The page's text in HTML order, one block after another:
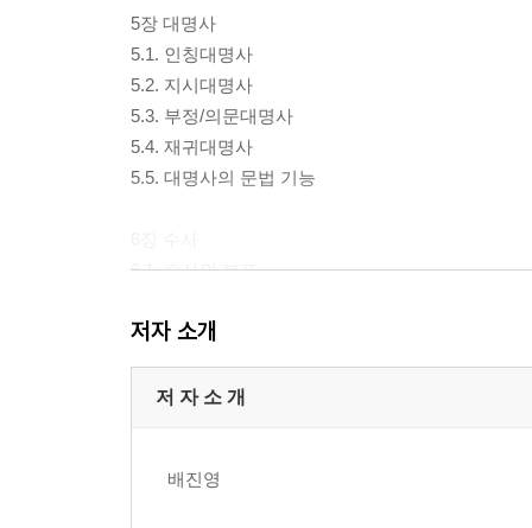
5장 대명사
5.1. 인칭대명사
5.2. 지시대명사
5.3. 부정/의문대명사
5.4. 재귀대명사
5.5. 대명사의 문법 기능
6.1. 수사의 분포
6.3. 수사 구성
참고문헌
저자 소개
저 자 소 개
배진영